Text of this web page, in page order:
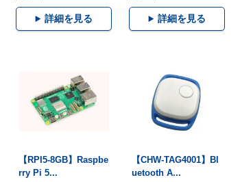
詳細を見る 詳細を見る
【RPI5-8GB】Raspbe
rry Pi 5...
【CHW-TAG4001】Bl
uetooth A...